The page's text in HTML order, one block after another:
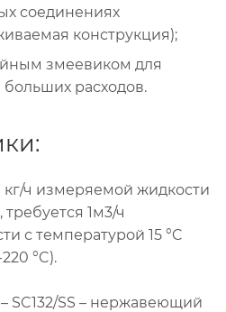
соединениях
конструкция);
змеевиком для
расходов.
ч измеряемой жидкости
1м3/ч
с температурой 15 °C
°C).
SC132/SS – нержавеющий